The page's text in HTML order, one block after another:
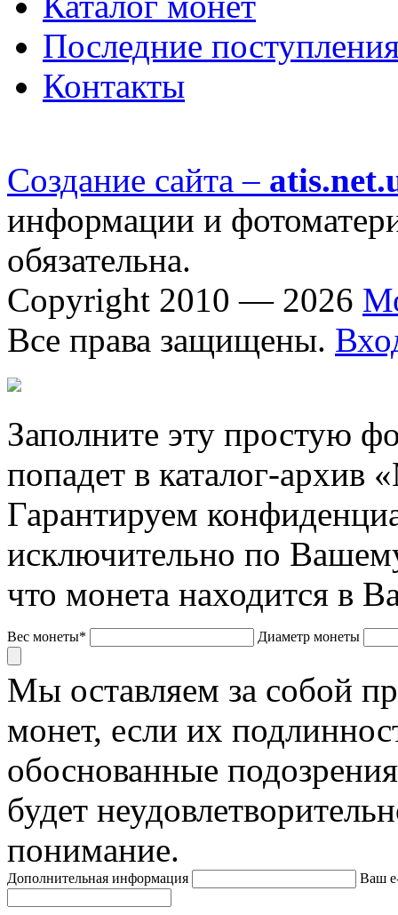
Последние
Контакты
Создание сайта –
информации и
обязательна.
Copyright 2010 — 2026
Все права защищены.
Заполните эту простую
попадет в каталог-архив
Гарантируем
исключительно по
что монета находится в
Вес монеты* Диаметр монеты
Мы оставляем за собой
монет, если их
обоснованные
будет
понимание.
Дополнительная информация Ваш